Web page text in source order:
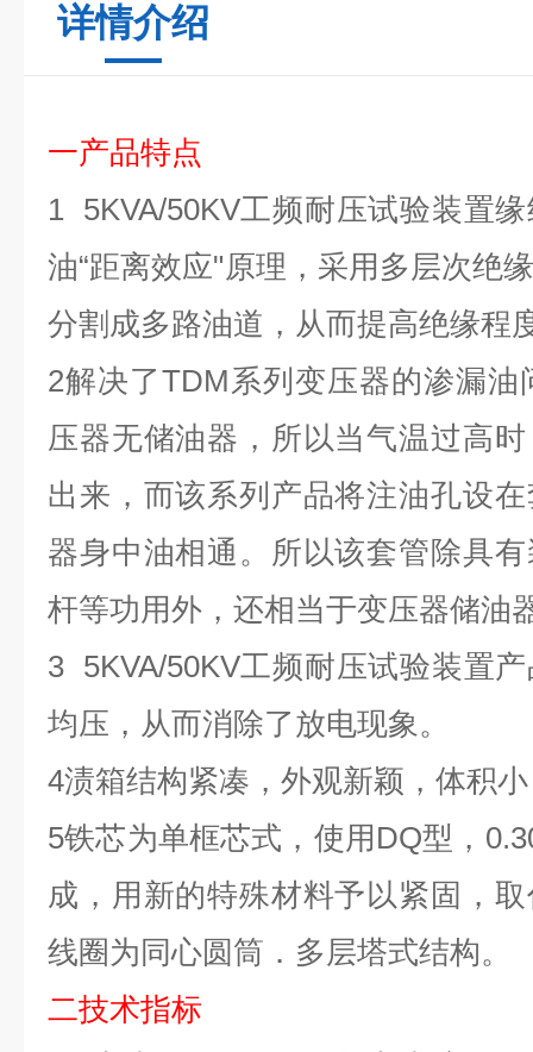
详情介绍
一产品特点
1 5KVA/50KV工频耐压试验装置
油“距离效应"原理，采用多层次绝
分割成多路油道，从而提高绝缘程
2解决了TDM系列变压器的渗漏油
压器无储油器，所以当气温过高
出来，而该系列产品将注油孔设
器身中油相通。所以该套管除具
杆等功用外，还相当于变压器储油
3 5KVA/50KV工频耐压试验装置
均压，从而消除了放电现象。
4渍箱结构紧凑，外观新颖，体积
5铁芯为单框芯式，使用 DQ型，
成，用新的特殊材料予以紧固，
线圈为同心圆筒．多层塔式结构。
二技术指标